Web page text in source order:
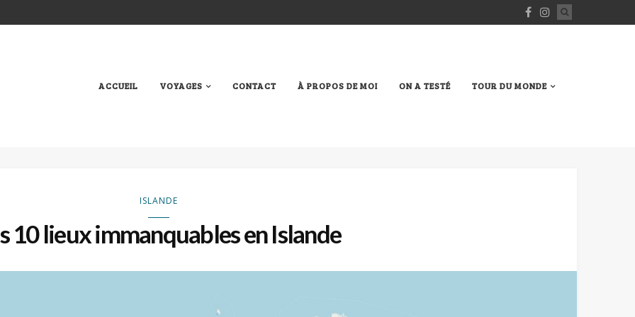
ACCUEIL VOYAGES CONTACT À PROPOS DE MOI ON A TESTÉ TOUR DU MONDE
ISLANDE
10 lieux immanquables en Islande